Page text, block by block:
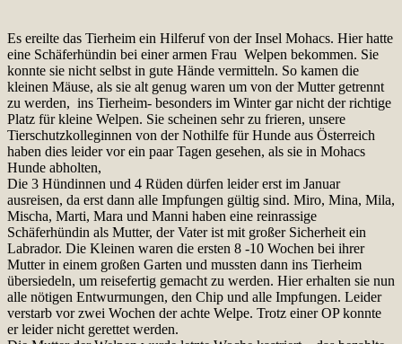
Es ereilte das Tierheim ein Hilferuf von der Insel Mohacs. Hier hatte
eine Schäferhündin bei einer armen Frau Welpen bekommen. Sie
konnte sie nicht selbst in gute Hände vermitteln. So kamen die
kleinen Mäuse, als sie alt genug waren um von der Mutter getrennt
zu werden, ins Tierheim- besonders im Winter gar nicht der richtige
Platz für kleine Welpen. Sie scheinen sehr zu frieren, unsere
Tierschutzkolleginnen von der Nothilfe für Hunde aus Österreich
haben dies leider vor ein paar Tagen gesehen, als sie in Mohacs
Hunde abholten,
Die 3 Hündinnen und 4 Rüden dürfen leider erst im Januar
ausreisen, da erst dann alle Impfungen gültig sind. Miro, Mina, Mila,
Mischa, Marti, Mara und Manni haben eine reinrassige
Schäferhündin als Mutter, der Vater ist mit großer Sicherheit ein
Labrador. Die Kleinen waren die ersten 8 -10 Wochen bei ihrer
Mutter in einem großen Garten und mussten dann ins Tierheim
übersiedeln, um reisefertig gemacht zu werden. Hier erhalten sie nun
alle nötigen Entwurmungen, den Chip und alle Impfungen. Leider
verstarb vor zwei Wochen der achte Welpe. Trotz einer OP konnte
er leider nicht gerettet werden.